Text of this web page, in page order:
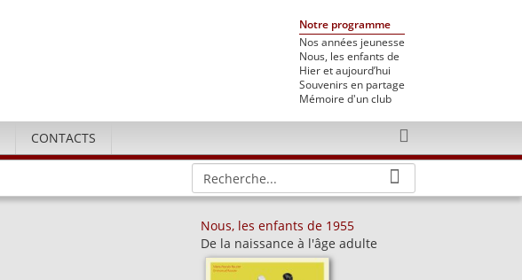
Notre programme
Nos années jeunesse
Nous, les enfants de
Hier et aujourd’hui
Souvenirs en partage
Mémoire d'un club
CONTACTS
Nous, les enfants de 1955
De la naissance à l'âge adulte